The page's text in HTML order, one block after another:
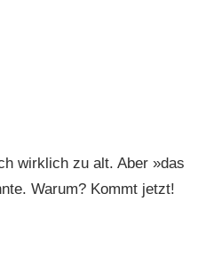
wirklich zu alt. Aber »das
Warum? Kommt jetzt!